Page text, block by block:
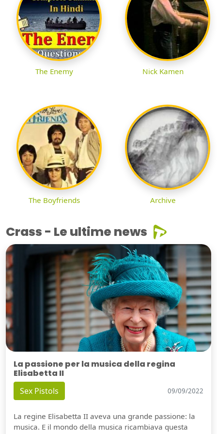
The Enemy Nick Kamen
The Boyfriends Archive
Crass - Le ultime news
La passione per la musica della regina
Elisabetta II
Sex Pistols 09/09/2022
La regine Elisabetta II aveva una grande passione: la
musica. E il mondo della musica ricambiava questa